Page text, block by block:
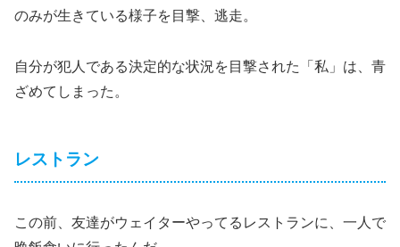
のみが生きている様子を目撃、逃走。
自分が犯人である決定的な状況を目撃された「私」は、青
ざめてしまった。
レストラン
この前、友達がウェイターやってるレストランに、一人で